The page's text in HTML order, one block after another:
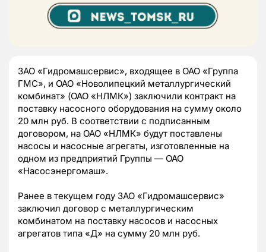
ЗАО «Гидромашсервис», входящее в ОАО «Группа
ГМС», и ОАО «Новолипецкий металлургический
комбинат» (ОАО «НЛМК») заключили контракт на
поставку насосного оборудования на сумму около
20 млн руб. В соответствии с подписанным
договором, на ОАО «НЛМК» будут поставлены
насосы и насосные агрегаты, изготовленные на
одном из предприятий Группы — ОАО
«Насосэнергомаш».
Ранее в текущем году ЗАО «Гидромашсервис»
заключил договор с металлургическим
комбинатом на поставку насосов и насосных
агрегатов типа «Д» на сумму 20 млн руб.